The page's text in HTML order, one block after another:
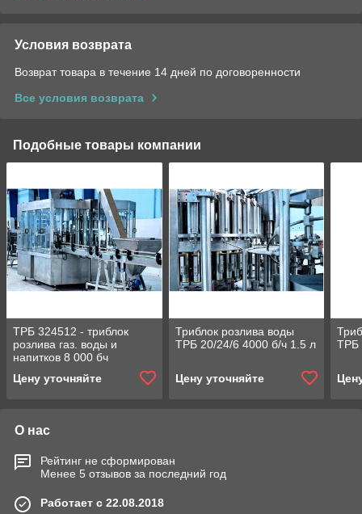
Условия возврата
Возврат товара в течение 14 дней по договоренности
Все условия возврата
Подобные товары компании
ТРБ 324512 - триблок
розлива газ. воды и
напитков 8 000 бч
Цену уточняйте
Триблок розлива воды
ТРБ 20/24/6 4000 б/ч 1.5 л
Цену уточняйте
ТРБ
О нас
Рейтинг не сформирован
Менее 5 отзывов за последний год
Работает с 22.08.2018